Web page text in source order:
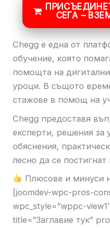
СЕГА –
Chegg е една от
обучение, която
помощта на
уроци. В същото
стажове в помощ на
Chegg предоставя
експерти, решения за
обяснения,
лесно да се постигнат
Плюсове и минуси
[joomdev-wpc-pros-
wpc_style=”wppc-
title=”Заглавие тук”